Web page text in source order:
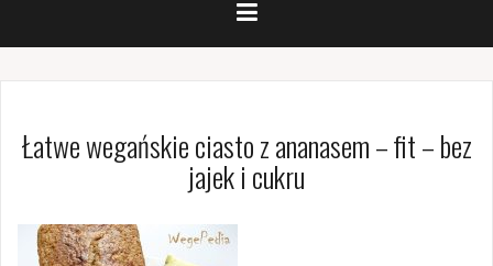
Łatwe wegańskie ciasto z ananasem – fit – bez
jajek i cukru